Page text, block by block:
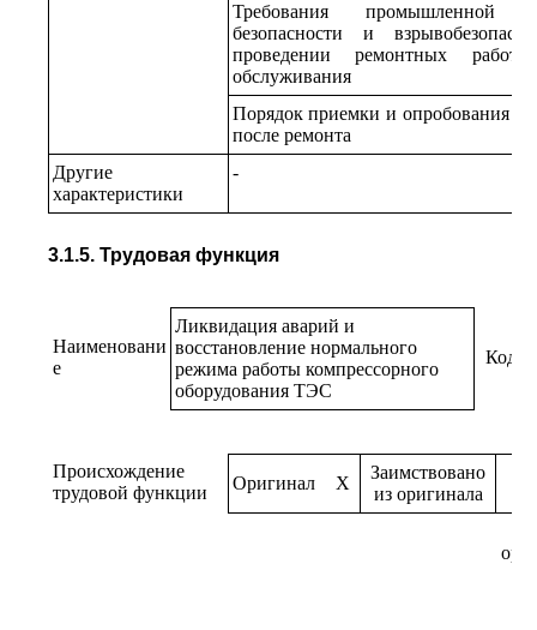
Требования промышленной
безопасности и
проведении ремонтных
обслуживания
Порядок приемки и опробования
после ремонта
Другие
характеристики
-
3.1.5. Трудовая функция
Наименовани
е
Ликвидация аварий и
восстановление нормального
режима работы компрессорного
оборудования ТЭС
Код
Происхождение
трудовой функции
Оригинал X
Заимствовано
из оригинала